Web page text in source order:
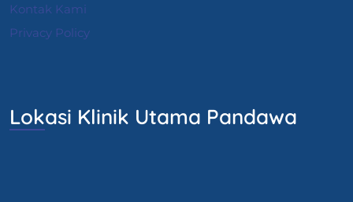
Kontak Kami
Privacy Policy
Lokasi Klinik Utama Pandawa